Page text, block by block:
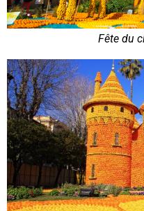
Fête du